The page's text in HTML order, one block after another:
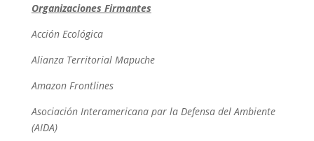
Organizaciones Firmantes
Acción Ecológica
Alianza Territorial Mapuche
Amazon Frontlines
Asociación Interamericana par la Defensa del Ambiente
(AIDA)